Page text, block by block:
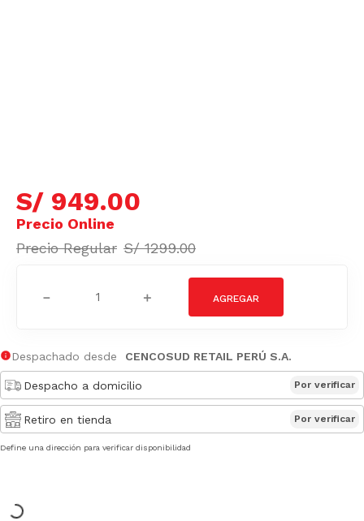
S/ 949.00
S/ 1299.00
＋
－
Despachado desde CENCOSUD RETAIL PERÚ S.A.
Despacho a domicilio Por verificar
Retiro en tienda Por verificar
Define una dirección para verificar disponibilidad